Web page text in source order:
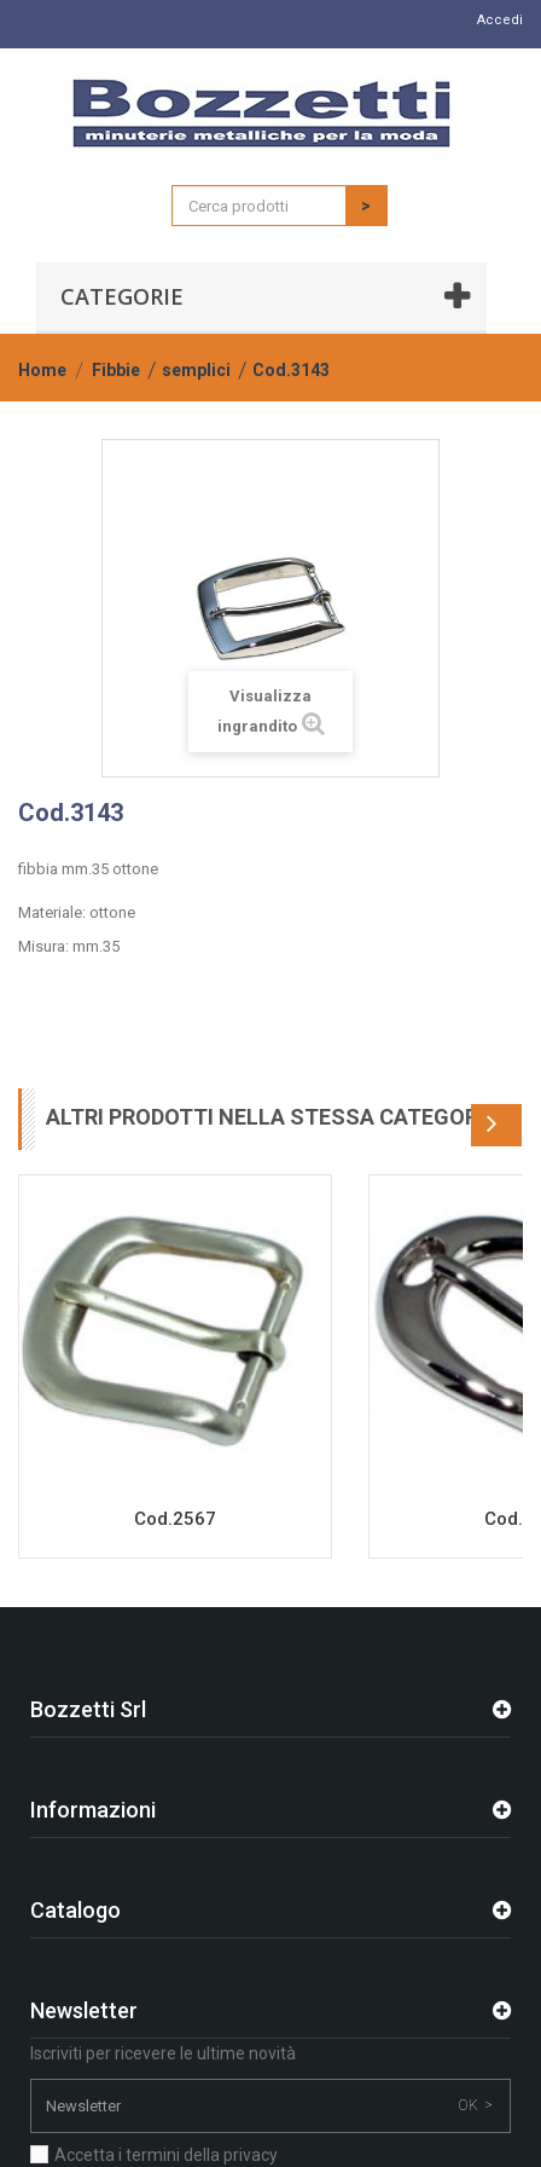
Accedi
>
CATEGORIE
Home Fibbie semplici Cod.3143
Visualizza
ingrandito
Cod.3143
fibbia mm.35 ottone
Materiale: ottone
Misura: mm.35
ALTRI PRODOTTI NELLA STESSA CATEGORIA
Cod.2567
Bozzetti Srl
Informazioni
Catalogo
Newsletter
Iscriviti per ricevere le ultime novità
OK >
Accetta i termini della privacy